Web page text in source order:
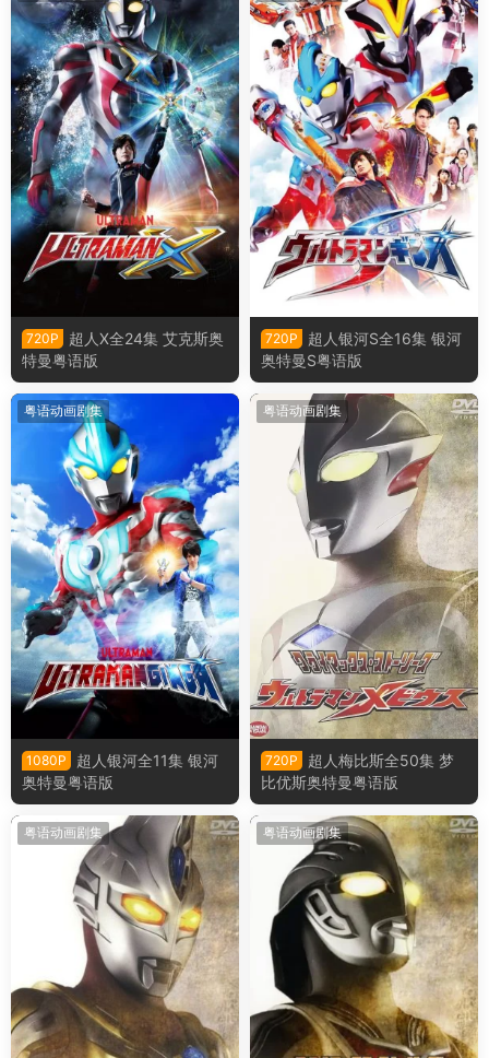
720P
超人X全24集 艾克斯奥
特曼粤语版
720P
超人银河S全16集 银河
奥特曼S粤语版
粤语动画剧集
1080P
超人银河全11集 银河
奥特曼粤语版
粤语动画剧集
720P
超人梅比斯全50集 梦
比优斯奥特曼粤语版
粤语动画剧集 粤语动画剧集